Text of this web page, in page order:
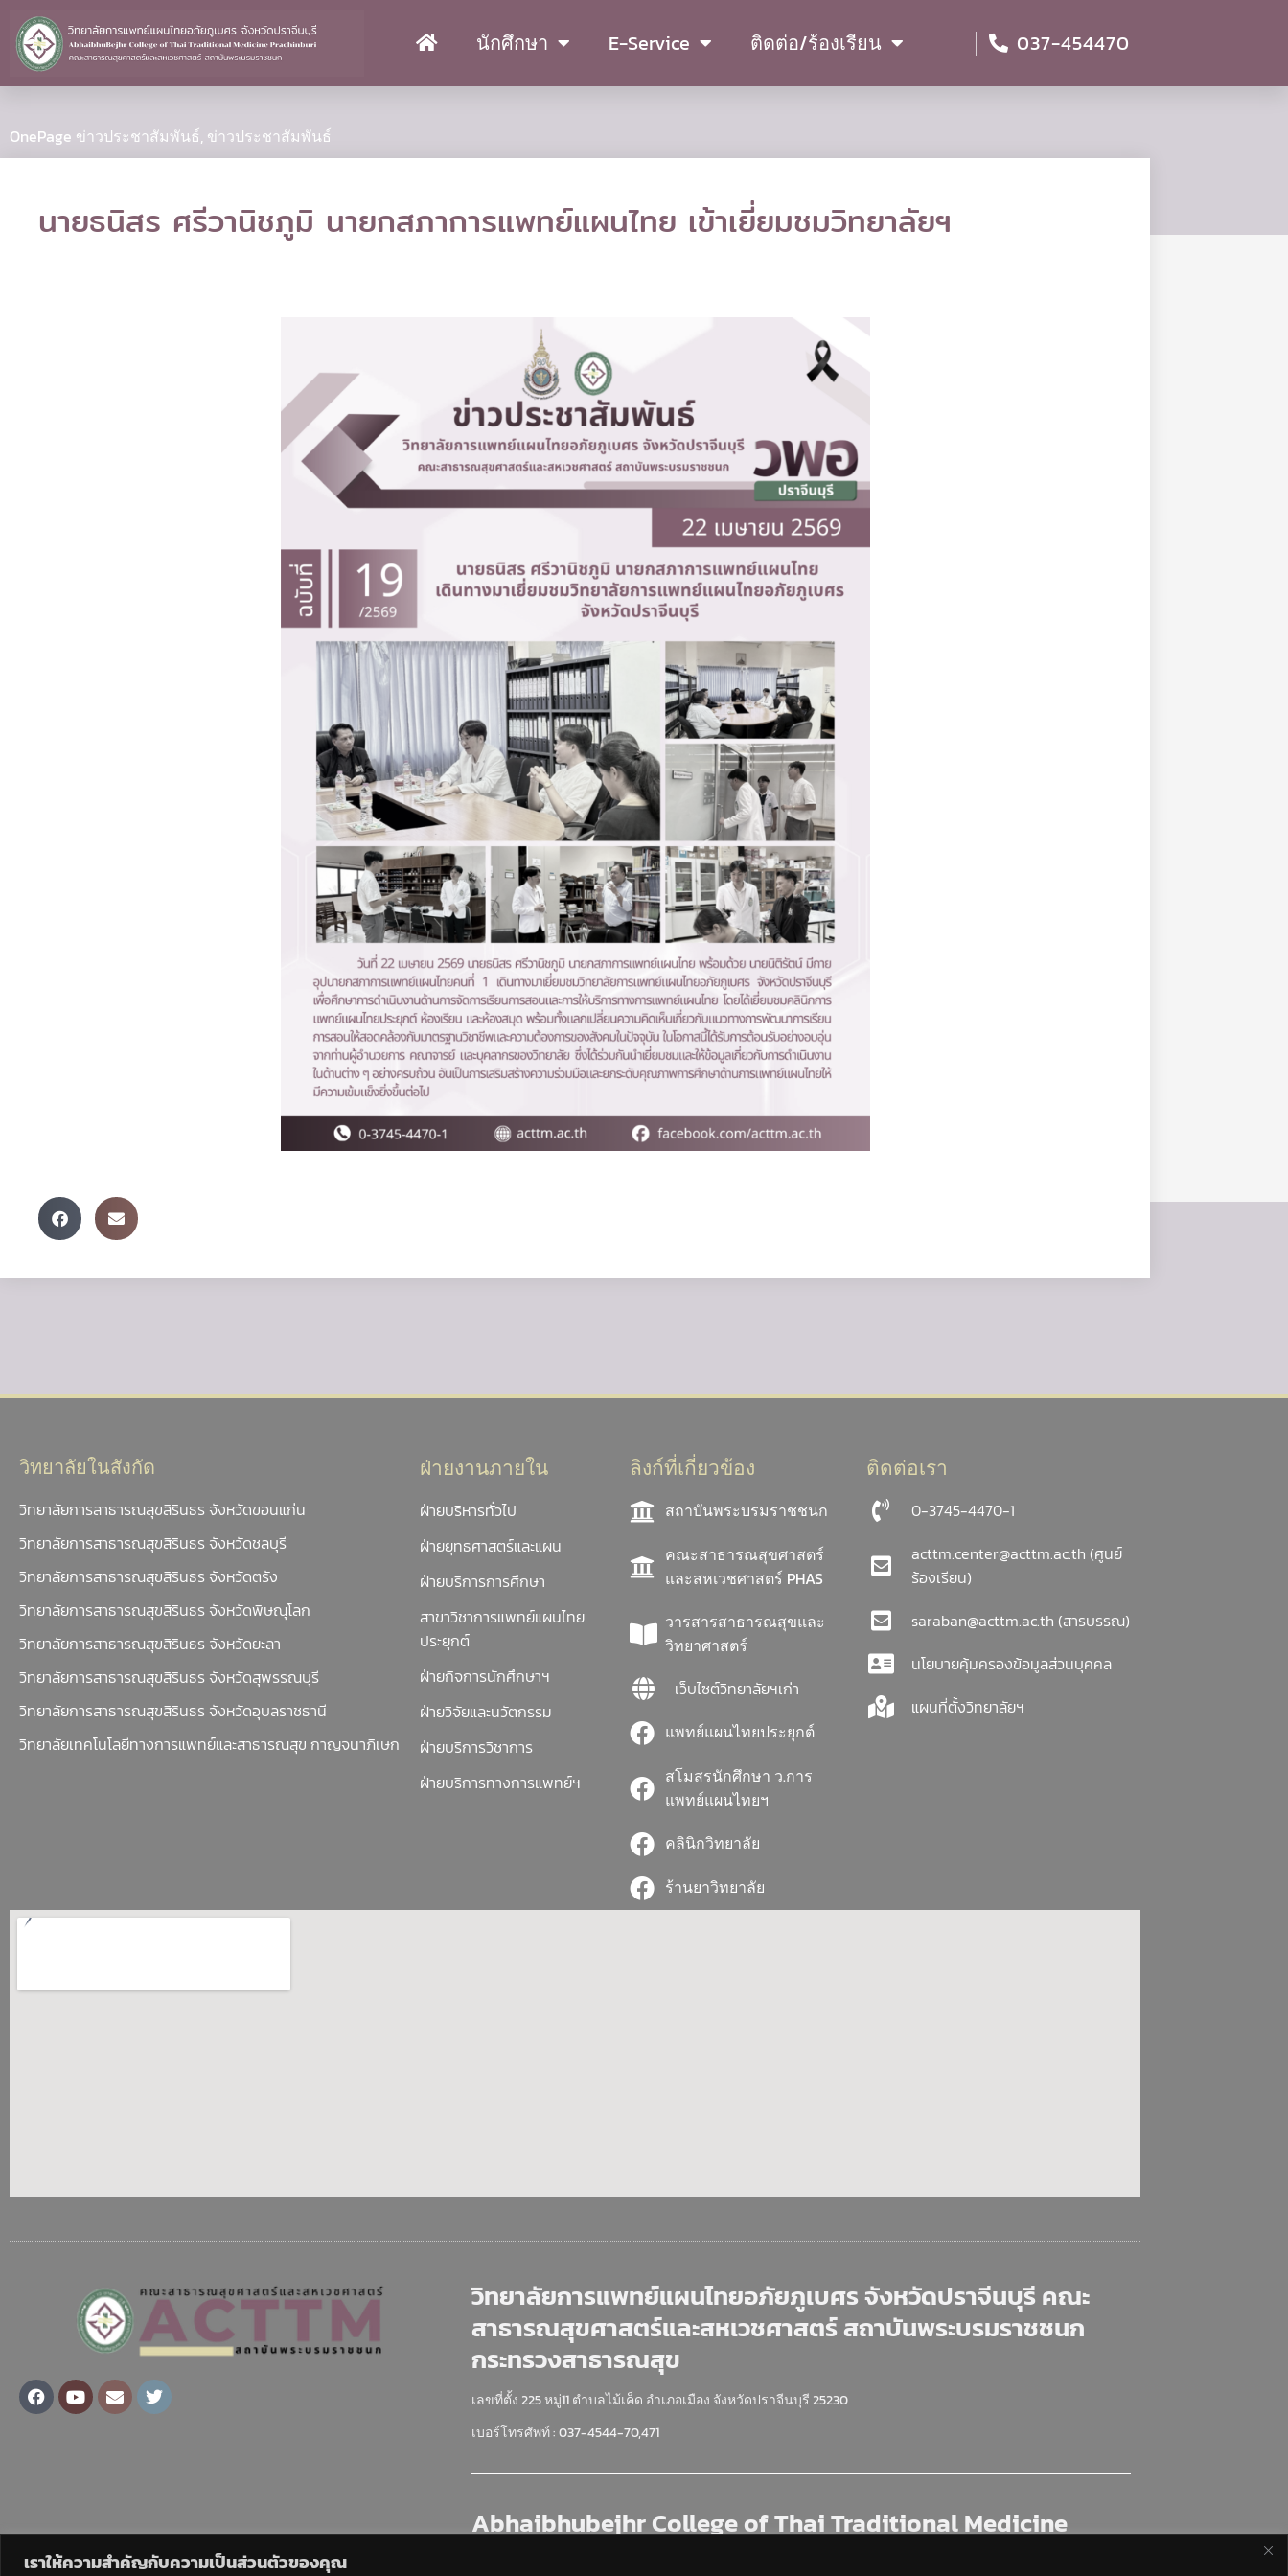
เราให้ความสำคัญกับความเป็นส่วนตัวของคุณ
content
นักศึกษา E-Service ติดต่อ/ร้องเรียน 037-454470
OnePage ข่าวประชาสัมพันธ์, ข่าวประชาสัมพันธ์
นายธนิสร ศรีวานิชภูมิ นายกสภาการแพทย์แผนไทย เข้าเยี่ยมชมวิทยาลัยฯ
วิทยาลัยในสังกัด
วิทยาลัยการสาธารณสุขสิรินธร จังหวัดขอนแก่น
วิทยาลัยการสาธารณสุขสิรินธร จังหวัดชลบุรี
วิทยาลัยการสาธารณสุขสิรินธร จังหวัดตรัง
วิทยาลัยการสาธารณสุขสิรินธร จังหวัดพิษณุโลก
วิทยาลัยการสาธารณสุขสิรินธร จังหวัดยะลา
วิทยาลัยการสาธารณสุขสิรินธร จังหวัดสุพรรณบุรี
วิทยาลัยการสาธารณสุขสิรินธร จังหวัดอุบลราชธานี
วิทยาลัยเทคโนโลยีทางการแพทย์และสาธารณสุข กาญจนาภิเษก
ฝ่ายงานภายใน
ฝ่ายบริหารทั่วไป
ฝ่ายยุทธศาสตร์และแผน
ฝ่ายบริการการศึกษา
สาขาวิชาการแพทย์แผนไทย
ประยุกต์
ฝ่ายกิจการนักศึกษาฯ
ฝ่ายวิจัยและนวัตกรรม
ฝ่ายบริการวิชาการ
ฝ่ายบริการทางการแพทย์ฯ
ลิงก์ที่เกี่ยวข้อง
สถาบันพระบรมราชชนก
คณะสาธารณสุขศาสตร์
และสหเวชศาสตร์ PHAS
วารสารสาธารณสุขและ
วิทยาศาสตร์
เว็บไซต์วิทยาลัยฯเก่า
แพทย์แผนไทยประยุกต์
สโมสรนักศึกษา ว.การ
แพทย์แผนไทยฯ
คลินิกวิทยาลัย
ร้านยาวิทยาลัย
ติดต่อเรา
0-3745-4470-1
acttm.center@acttm.ac.th (ศูนย์
ร้องเรียน)
saraban@acttm.ac.th (สารบรรณ)
นโยบายคุ้มครองข้อมูลส่วนบุคคล
แผนที่ตั้งวิทยาลัยฯ
Facebook
YoutubeEnvelopeTwitter
วิทยาลัยการแพทย์แผนไทยอภัยภูเบศร จังหวัดปราจีนบุรี คณะ
สาธารณสุขศาสตร์และสหเวชศาสตร์ สถาบันพระบรมราชชนก
กระทรวงสาธารณสุข
เลขที่ตั้ง 225 หมู่11 ตำบลไม้เค็ด อำเภอเมือง จังหวัดปราจีนบุรี 25230
เบอร์โทรศัพท์ : 037-4544-70,471
Abhaibhubejhr College of Thai Traditional Medicine